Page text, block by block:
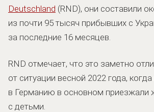
Deutschland (RND), они составили
из почти 95 тысяч прибывших с
за последние 16 месяцев.
RND отмечает, что это заметно
от ситуации весной 2022 года,
в Германию в основном приезжали
с детьми.